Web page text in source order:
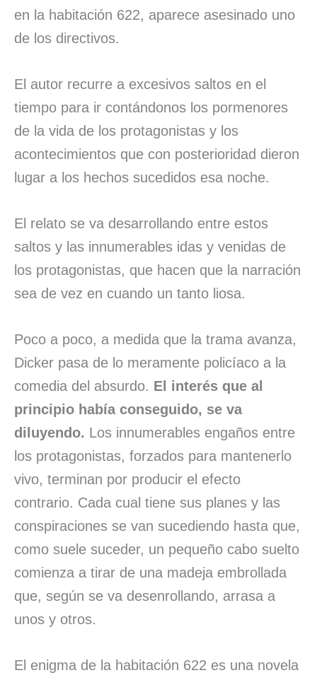
en la habitación 622, aparece asesinado uno
de los directivos.
El autor recurre a excesivos saltos en el
tiempo para ir contándonos los pormenores
de la vida de los protagonistas y los
acontecimientos que con posterioridad dieron
lugar a los hechos sucedidos esa noche.
El relato se va desarrollando entre estos
saltos y las innumerables idas y venidas de
los protagonistas, que hacen que la narración
sea de vez en cuando un tanto liosa.
Poco a poco, a medida que la trama avanza,
Dicker pasa de lo meramente policíaco a la
comedia del absurdo. El interés que al
principio había conseguido, se va
diluyendo. Los innumerables engaños entre
los protagonistas, forzados para mantenerlo
vivo, terminan por producir el efecto
contrario. Cada cual tiene sus planes y las
conspiraciones se van sucediendo hasta que,
como suele suceder, un pequeño cabo suelto
comienza a tirar de una madeja embrollada
que, según se va desenrollando, arrasa a
unos y otros.
El enigma de la habitación 622 es una novela